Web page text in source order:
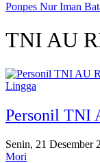
Ponpes Nur Iman
TNI AU
Lingga
Personil TNI
Senin, 21 Desember
Mori